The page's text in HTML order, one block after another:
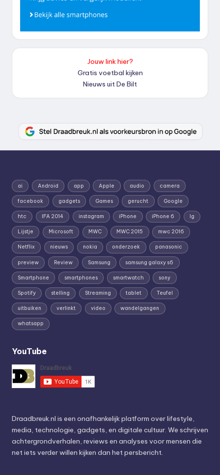
Jouw link hier?
Gratis voetbal kijken
Nieuws uit De Bilt
ai Android app Apple audio camera
facebook gadgets Games gerucht Google
htc IFA 2014 instagram iPhone iPhone 6 lg
Lijstje Microsoft MWC MWC 2015 mwc 2016
Netflix nieuws nokia onderzoek panasonic
preview Review Samsung samsung galaxy s6
Smartphone smartphones smartwatch sony
Spotify stelling Streaming tablet Teufel
uitbuiken verlinkt video wandelgangen
whatsapp
YouTube
Draadbreuk.nl is een onafhankelijk platform over lifestyle,
media, technologie, gadgets, en digitale cultuur. We schrijven
achtergrondverhalen, reviews en analyses voor mensen die
net iets verder willen kijken dan het persbericht.